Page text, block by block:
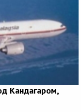
Кандагаром,